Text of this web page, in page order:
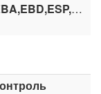
ABS,ASR,EBA,EBD,ESP,HHC